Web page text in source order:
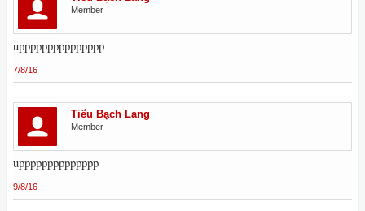
Member
uppppppppppppppp
7/8/16
Tiểu Bạch Lang
Member
upppppppppppppp
9/8/16